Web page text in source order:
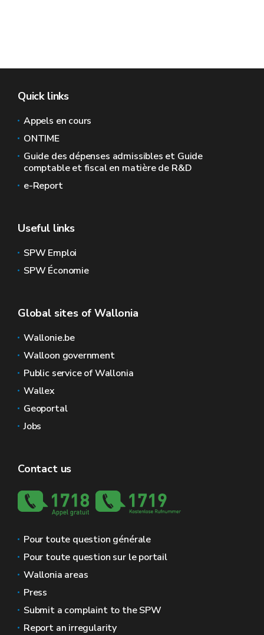
Quick links
Appels en cours
ONTIME
Guide des dépenses admissibles et Guide
comptable et fiscal en matière de R&D
e-Report
Useful links
SPW Emploi
SPW Économie
Global sites of Wallonia
Wallonie.be
Walloon government
Public service of Wallonia
Wallex
Geoportal
Jobs
Contact us
Pour toute question générale
Pour toute question sur le portail
Wallonia areas
Press
Submit a complaint to the SPW
Report an irregularity